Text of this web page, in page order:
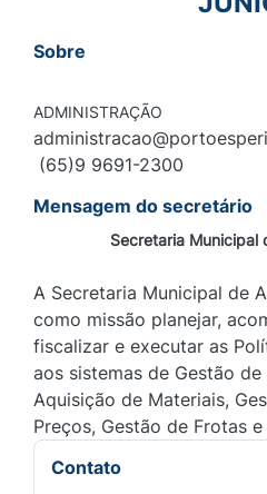
Sobre
ADMINISTRAÇÃO
(65)9 9691-2300
Mensagem do secretário
Secretaria Municipal
A Secretaria Municipal de
como missão planejar,
fiscalizar e executar as
aos sistemas de Gestão
Aquisição de Materiais,
Preços, Gestão de Frotas
Contato